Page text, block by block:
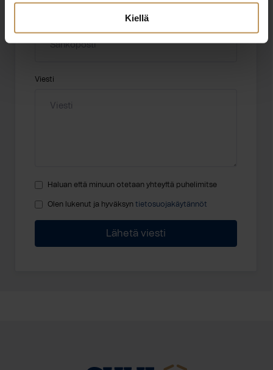
Kiellä
Viesti
Haluan että minuun otetaan yhteyttä puhelimitse
Olen lukenut ja hyväksyn tietosuojakäytännöt